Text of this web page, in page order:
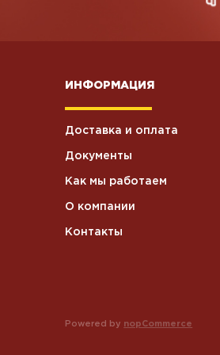
ИНФОРМАЦИЯ
Доставка и оплата
Документы
Как мы работаем
О компании
Контакты
Powered by nopCommerce